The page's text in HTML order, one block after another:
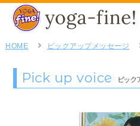
HOME ピックアップメッセージ
Pick up voice ピック